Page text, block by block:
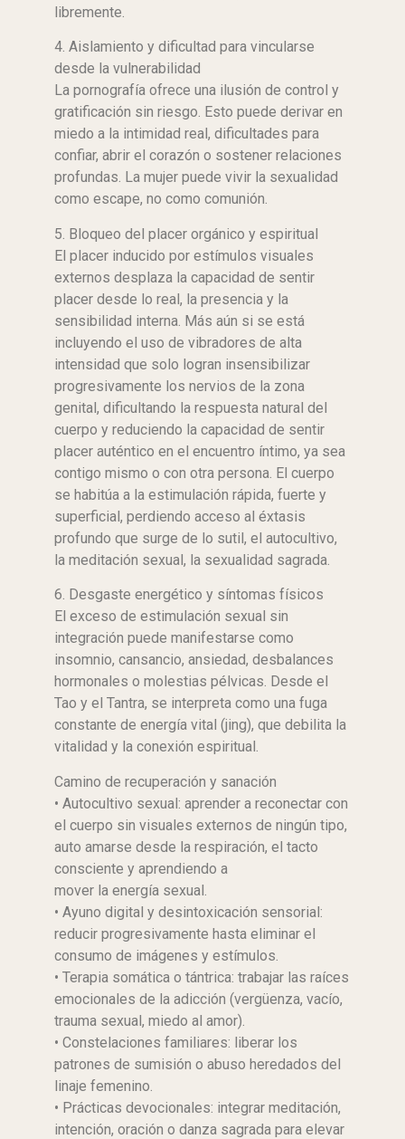
libremente.
4. Aislamiento y dificultad para vincularse
desde la vulnerabilidad
La pornografía ofrece una ilusión de control y
gratificación sin riesgo. Esto puede derivar en
miedo a la intimidad real, dificultades para
confiar, abrir el corazón o sostener relaciones
profundas. La mujer puede vivir la sexualidad
como escape, no como comunión.
5. Bloqueo del placer orgánico y espiritual
El placer inducido por estímulos visuales
externos desplaza la capacidad de sentir
placer desde lo real, la presencia y la
sensibilidad interna. Más aún si se está
incluyendo el uso de vibradores de alta
intensidad que solo logran insensibilizar
progresivamente los nervios de la zona
genital, dificultando la respuesta natural del
cuerpo y reduciendo la capacidad de sentir
placer auténtico en el encuentro íntimo, ya sea
contigo mismo o con otra persona. El cuerpo
se habitúa a la estimulación rápida, fuerte y
superficial, perdiendo acceso al éxtasis
profundo que surge de lo sutil, el autocultivo,
la meditación sexual, la sexualidad sagrada.
6. Desgaste energético y síntomas físicos
El exceso de estimulación sexual sin
integración puede manifestarse como
insomnio, cansancio, ansiedad, desbalances
hormonales o molestias pélvicas. Desde el
Tao y el Tantra, se interpreta como una fuga
constante de energía vital (jing), que debilita la
vitalidad y la conexión espiritual.
Camino de recuperación y sanación
• Autocultivo sexual: aprender a reconectar con
el cuerpo sin visuales externos de ningún tipo,
auto amarse desde la respiración, el tacto
consciente y aprendiendo a
mover la energía sexual.
• Ayuno digital y desintoxicación sensorial:
reducir progresivamente hasta eliminar el
consumo de imágenes y estímulos.
• Terapia somática o tántrica: trabajar las raíces
emocionales de la adicción (vergüenza, vacío,
trauma sexual, miedo al amor).
• Constelaciones familiares: liberar los
patrones de sumisión o abuso heredados del
linaje femenino.
• Prácticas devocionales: integrar meditación,
intención, oración o danza sagrada para elevar